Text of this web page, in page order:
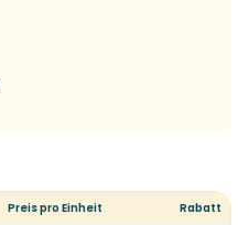
Preis pro Einheit
Rabatt